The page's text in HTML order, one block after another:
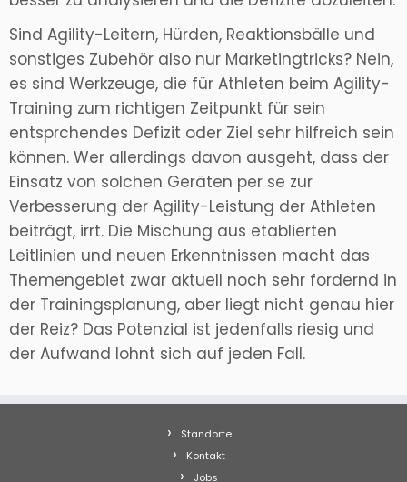
Sind Agility-Leitern, Hürden, Reaktionsbälle und
sonstiges Zubehör also nur Marketingtricks? Nein,
es sind Werkzeuge, die für Athleten beim Agility-
Training zum richtigen Zeitpunkt für sein
entsprchendes Defizit oder Ziel sehr hilfreich sein
können. Wer allerdings davon ausgeht, dass der
Einsatz von solchen Geräten per se zur
Verbesserung der Agility-Leistung der Athleten
beiträgt, irrt. Die Mischung aus etablierten
Leitlinien und neuen Erkenntnissen macht das
Themengebiet zwar aktuell noch sehr fordernd in
der Trainingsplanung, aber liegt nicht genau hier
der Reiz? Das Potenzial ist jedenfalls riesig und
der Aufwand lohnt sich auf jeden Fall.
Standorte
Kontakt
Jobs